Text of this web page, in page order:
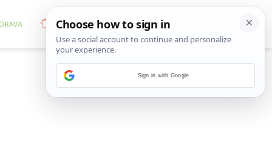
Sign in with Google